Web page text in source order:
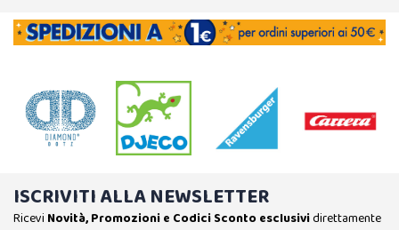
ISCRIVITI ALLA NEWSLETTER
Ricevi Novità, Promozioni e Codici Sconto esclusividirettamente